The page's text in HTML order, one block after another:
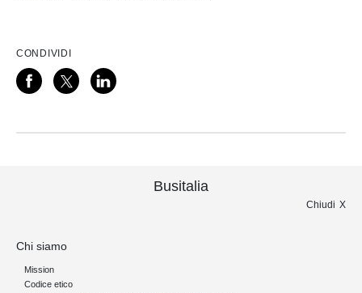
CONDIVIDI
Busitalia
Chiudi
Chi siamo
Mission
Codice etico